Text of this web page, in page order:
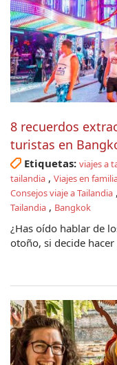
8 recuerdos
turistas en
Etiquetas: viajes a
tailandia , Viajes en
Consejos viaje a Tailandia ,
Tailandia , Bangkok
¿Has oído hablar de
otoño, si decide